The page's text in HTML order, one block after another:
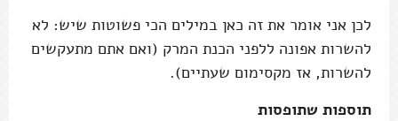
לכן אני אומר את זה כאן במילים הכי פשוטות שיש: לא
להשרות אפונה ללפני הכנת המרק (ואם אתם מתעקשים
להשרות, אז מקסימום שעתיים).
תוספות שתופסות